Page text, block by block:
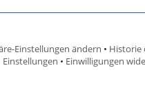
Einstellungen ändern • Historie
Einstellungen • Einwilligungen